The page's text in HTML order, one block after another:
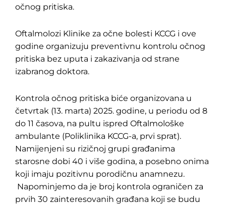
očnog pritiska.
Oftalmolozi Klinike za očne bolesti KCCG i ove
godine organizuju preventivnu kontrolu očnog
pritiska bez uputa i zakazivanja od strane
izabranog doktora.
Kontrola očnog pritiska biće organizovana u
četvrtak (13. marta) 2025. godine, u periodu od 8
do 11 časova, na pultu ispred Oftalmološke
ambulante (Poliklinika KCCG-a, prvi sprat).
Namijenjeni su rizičnoj grupi građanima
starosne dobi 40 i više godina, a posebno onima
koji imaju pozitivnu porodičnu anamnezu.
Napominjemo da je broj kontrola ograničen za
prvih 30 zainteresovanih građana koji se budu